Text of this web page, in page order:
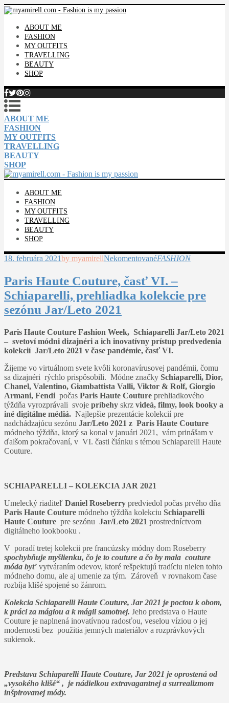
ABOUT ME
FASHION
MY OUTFITS
TRAVELLING
BEAUTY
SHOP
ABOUT ME
FASHION
MY OUTFITS
TRAVELLING
BEAUTY
SHOP
ABOUT ME
FASHION
MY OUTFITS
TRAVELLING
BEAUTY
SHOP
18. februára 2021by myamirellNekomentovanéFASHION
Paris Haute Couture, časť VI. –
Schiaparelli, prehliadka kolekcie pre
sezónu Jar/Leto 2021
Paris Haute Couture Fashion Week, Schiaparelli Jar/Leto 2021
– svetoví módni dizajnéri a ich inovatívny prístup predvedenia
kolekcií Jar/Leto 2021 v čase pandémie, časť VI.
Žijeme vo virtuálnom svete kvôli koronavírusovej pandémii, čomu
sa dizajnéri rýchlo prispôsobili. Módne značky Schiaparelli, Dior,
Chanel, Valentino, Giambattista Valli, Viktor & Rolf, Giorgio
Armani, Fendi počas Paris Haute Couture prehliadkového
týždňa vyrozprávali svoje príbehy skrz videá, filmy, look booky a
iné digitálne médiá. Najlepšie prezentácie kolekcií pre
nadchádzajúcu sezónu Jar/Leto 2021 z Paris Haute Couture
módneho týždňa, ktorý sa konal v januári 2021, vám prinášam v
ďalšom pokračovaní, v VI. časti článku s témou Schiaparelli Haute
Couture.
SCHIAPARELLI – KOLEKCIA JAR 2021
Umelecký riaditeľ Daniel Roseberry predviedol počas prvého dňa
Paris Haute Couture módneho týždňa kolekciu Schiaparelli
Haute Couture pre sezónu Jar/Leto 2021 prostredníctvom
digitálneho lookbooku .
V poradí tretej kolekcii pre francúzsky módny dom Roseberry
spochybňuje myšlienku, čo je to couture a čo by mala couture
móda byť vytváraním odevov, ktoré rešpektujú tradíciu nielen tohto
módneho domu, ale aj umenie za tým. Zároveň v rovnakom čase
rozbíja klišé spojené so žánrom.
Kolekcia Schiaparelli Haute Couture, Jar 2021 je poctou k obom,
k práci za mágiou a k mágii samotnej. Jeho predstava o Haute
Couture je naplnená inovatívnou radosťou, veselou víziou o jej
modernosti bez použitia jemných materiálov a rozprávkových
sukienok.
Predstava Schiaparelli Haute Couture, Jar 2021 je oprostená od
„vysokého klišé“ , je nádielkou extravagantnej a surrealizmom
inšpirovanej módy.